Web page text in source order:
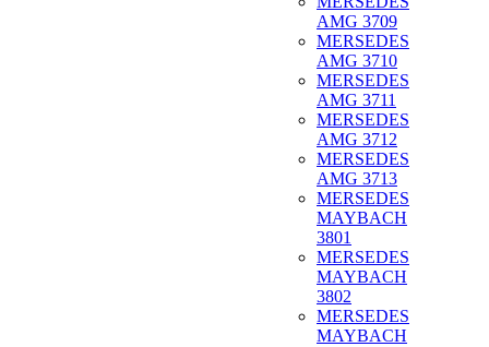
AMG 3709
MERSEDES
AMG 3710
MERSEDES
AMG 3711
MERSEDES
AMG 3712
MERSEDES
AMG 3713
MERSEDES
MAYBACH
3801
MERSEDES
MAYBACH
3802
MERSEDES
MAYBACH